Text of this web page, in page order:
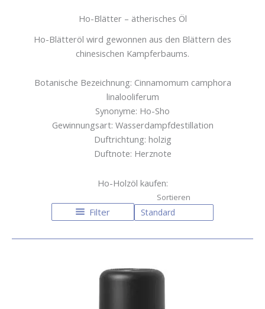
Ho-Blätter – ätherisches Öl
Ho-Blätteröl wird gewonnen aus den Blättern des
chinesischen Kampferbaums.
Botanische Bezeichnung: Cinnamomum camphora
linalooliferum
Synonyme: Ho-Sho
Gewinnungsart: Wasserdampfdestillation
Duftrichtung: holzig
Duftnote: Herznote
Ho-Holzöl kaufen:
Filter